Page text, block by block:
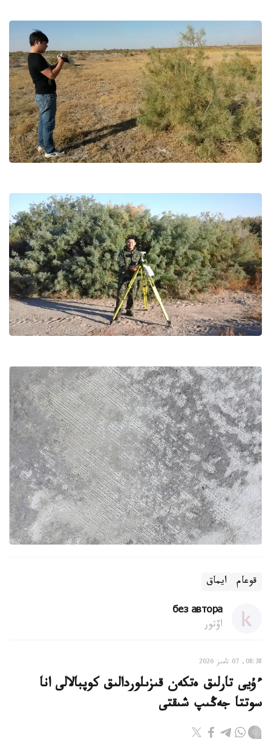
قوعام ايماق
без автора
اۆتور
08:38, 07 تامىز 2026
ءۇيى تارلىق ەتكەن قىزىلوردالىق كوپبالالى انا
سوتتا جەڭىپ شىقتى